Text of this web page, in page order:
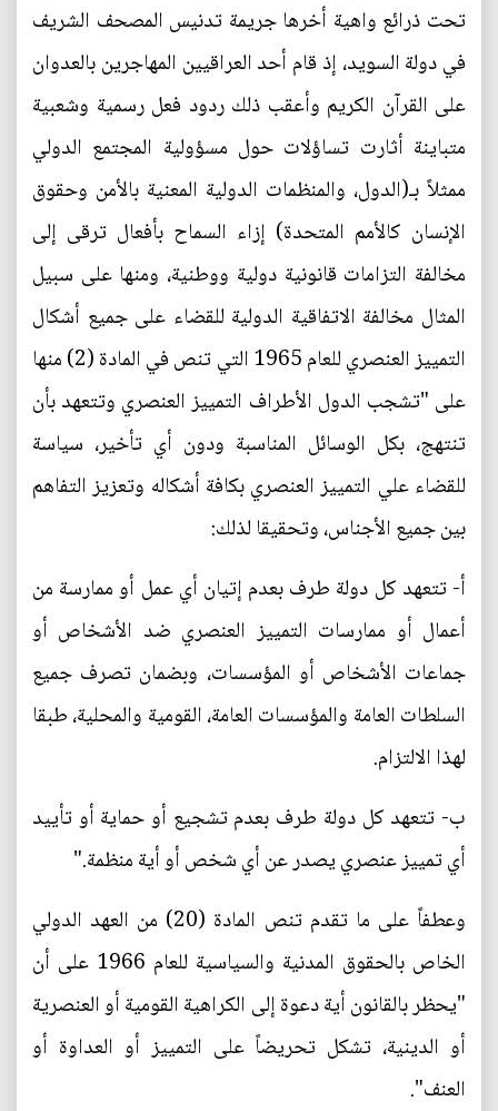
تحت ذرائع واهية أخرها جريمة تدنيس المصحف الشريف
في دولة السويد، إذ قام أحد العراقيين المهاجرين بالعدوان
على القرآن الكريم وأعقب ذلك ردود فعل رسمية وشعبية
متباينة أثارت تساؤلات حول مسؤولية المجتمع الدولي
ممثلاً بـ(الدول، والمنظمات الدولية المعنية بالأمن وحقوق
الإنسان كالأمم المتحدة) إزاء السماح بأفعال ترقى إلى
مخالفة التزامات قانونية دولية ووطنية، ومنها على سبيل
المثال مخالفة الاتفاقية الدولية للقضاء على جميع أشكال
التمييز العنصري للعام 1965 التي تنص في المادة (2) منها
على "تشجب الدول الأطراف التمييز العنصري وتتعهد بأن
تنتهج، بكل الوسائل المناسبة ودون أي تأخير، سياسة
للقضاء علي التمييز العنصري بكافة أشكاله وتعزيز التفاهم
بين جميع الأجناس، وتحقيقا لذلك:
أ‌- تتعهد كل دولة طرف بعدم إتيان أي عمل أو ممارسة من
أعمال أو ممارسات التمييز العنصري ضد الأشخاص أو
جماعات الأشخاص أو المؤسسات، وبضمان تصرف جميع
السلطات العامة والمؤسسات العامة، القومية والمحلية، طبقا
لهذا الالتزام.
ب‌- تتعهد كل دولة طرف بعدم تشجيع أو حماية أو تأييد
أي تمييز عنصري يصدر عن أي شخص أو أية منظمة."
وعطفاً على ما تقدم تنص المادة (20) من العهد الدولي
الخاص بالحقوق المدنية والسياسية للعام 1966 على أن
"يحظر بالقانون أية دعوة إلى الكراهية القومية أو العنصرية
أو الدينية، تشكل تحريضاً على التمييز أو العداوة أو
العنف".